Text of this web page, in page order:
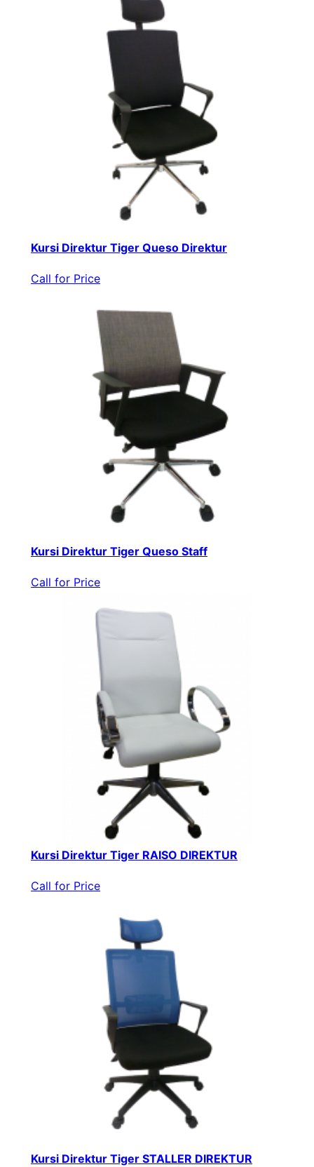
Kursi Direktur Tiger Queso Direktur
Call for Price
Kursi Direktur Tiger Queso Staff
Call for Price
Kursi Direktur Tiger RAISO DIREKTUR
Call for Price
Kursi Direktur Tiger STALLER DIREKTUR